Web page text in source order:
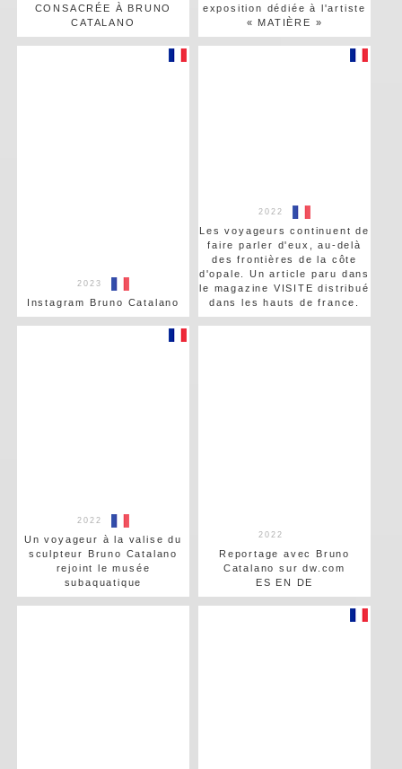
CONSACRÉE À BRUNO
CATALANO
exposition dédiée à l'artiste
« MATIÈRE »
2023
Instagram Bruno Catalano
2022
Les voyageurs continuent de
faire parler d'eux, au-delà
des frontières de la côte
d'opale. Un article paru dans
le magazine VISITE distribué
dans les hauts de france.
2022
Un voyageur à la valise du
sculpteur Bruno Catalano
rejoint le musée
subaquatique
2022
Reportage avec Bruno
Catalano sur dw.com
ES EN DE